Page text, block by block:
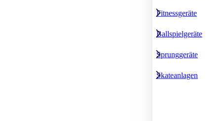
Fitnessgeräte
Ballspielgeräte
Sprunggeräte
Skateanlagen